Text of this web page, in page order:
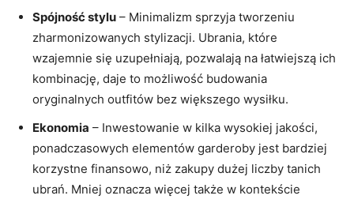
Spójność stylu – Minimalizm sprzyja tworzeniu
zharmonizowanych stylizacji. Ubrania, które
wzajemnie się uzupełniają, pozwalają na łatwiejszą ich
kombinację, daje to możliwość budowania
oryginalnych outfitów bez większego wysiłku.
Ekonomia – Inwestowanie w kilka wysokiej jakości,
ponadczasowych elementów garderoby jest bardziej
korzystne finansowo, niż zakupy dużej liczby tanich
ubrań. Mniej oznacza więcej także w kontekście